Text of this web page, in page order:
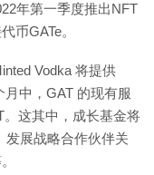
年第一季度推出NFT
币GATe。
Vodka 将提供
月中，GAT 的现有服
。这其中，成长基金将
发展战略合作伙伴关